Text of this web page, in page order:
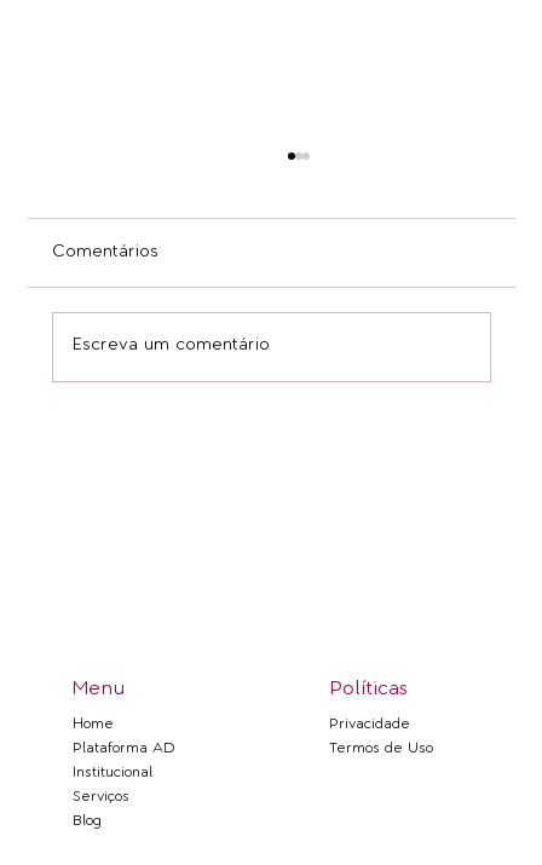
Comentários
Escreva um comentário
Menu
Home
Plataforma AD
Institucional
Serviços
Blog
Políticas
Privacidade
Termos de Uso